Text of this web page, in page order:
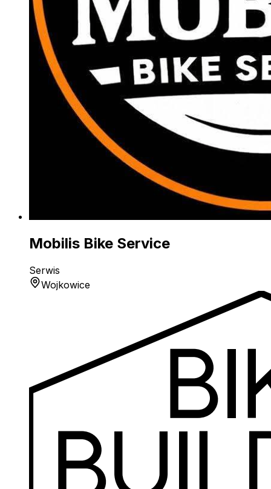
Mobilis Bike Service
Serwis
Wojkowice